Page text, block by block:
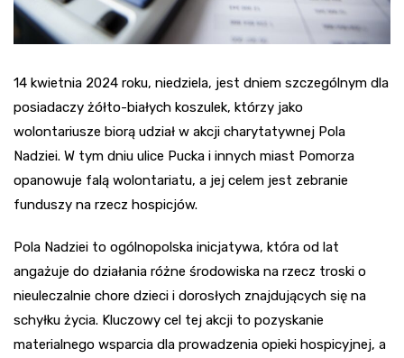
14 kwietnia 2024 roku, niedziela, jest dniem szczególnym dla
posiadaczy żółto-białych koszulek, którzy jako
wolontariusze biorą udział w akcji charytatywnej Pola
Nadziei. W tym dniu ulice Pucka i innych miast Pomorza
opanowuje falą wolontariatu, a jej celem jest zebranie
funduszy na rzecz hospicjów.
Pola Nadziei to ogólnopolska inicjatywa, która od lat
angażuje do działania różne środowiska na rzecz troski o
nieuleczalnie chore dzieci i dorosłych znajdujących się na
schyłku życia. Kluczowy cel tej akcji to pozyskanie
materialnego wsparcia dla prowadzenia opieki hospicyjnej, a